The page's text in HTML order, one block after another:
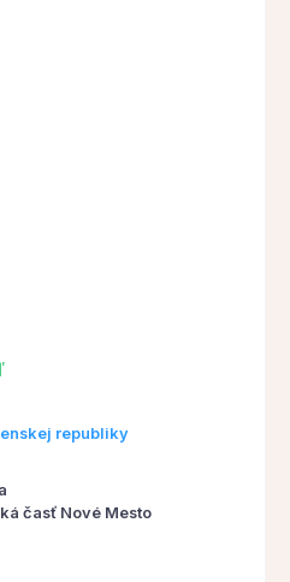
republiky
časť Nové Mesto